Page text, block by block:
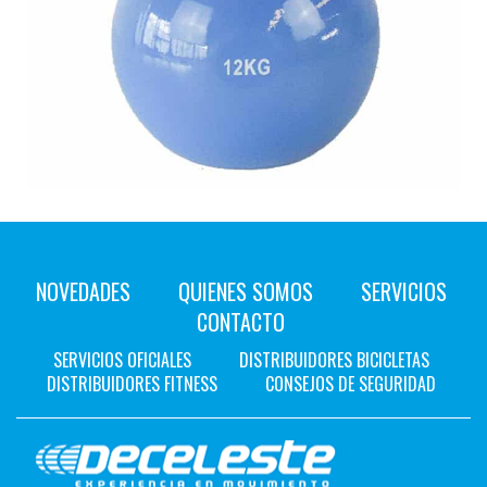
NOVEDADES QUIENES SOMOS
SERVICIOS
CONTACTO
SERVICIOS OFICIALES
DISTRIBUIDORES BICICLETAS
DISTRIBUIDORES FITNESS
CONSEJOS DE SEGURIDAD